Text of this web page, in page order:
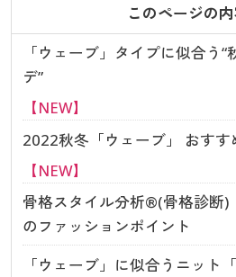
サポート
ご利用ガイド
よくある質問とお問い合わせ
よくある質問とお問い合わせ
このページの
「ウェーブ」タイプに似合う
デ”
【NEW】
2022秋冬「ウェーブ」 おす
【NEW】
骨格スタイル分析®(骨格診断)
のファッションポイント
「ウェーブ」に似合うニット